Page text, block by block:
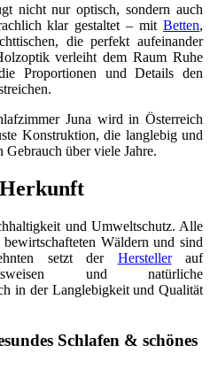
nicht nur optisch, sondern auch
klar gestaltet – mit Betten,
die perfekt aufeinander
verleiht dem Raum Ruhe
Proportionen und Details den
Juna wird in Österreich
Konstruktion, die langlebig und
über viele Jahre.
und Umweltschutz. Alle
Wäldern und sind
setzt der Herstellerauf
und natürliche
in der Langlebigkeit und Qualität
Schlafen & schönes